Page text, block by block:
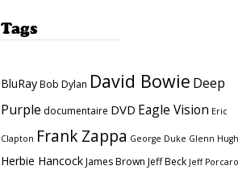
Tags
BluRay Bob Dylan David Bowie Deep
Purple documentaire DVD Eagle Vision Eric
Clapton Frank Zappa George Duke Glenn
Herbie Hancock James Brown Jeff Beck Jeff Porcaro